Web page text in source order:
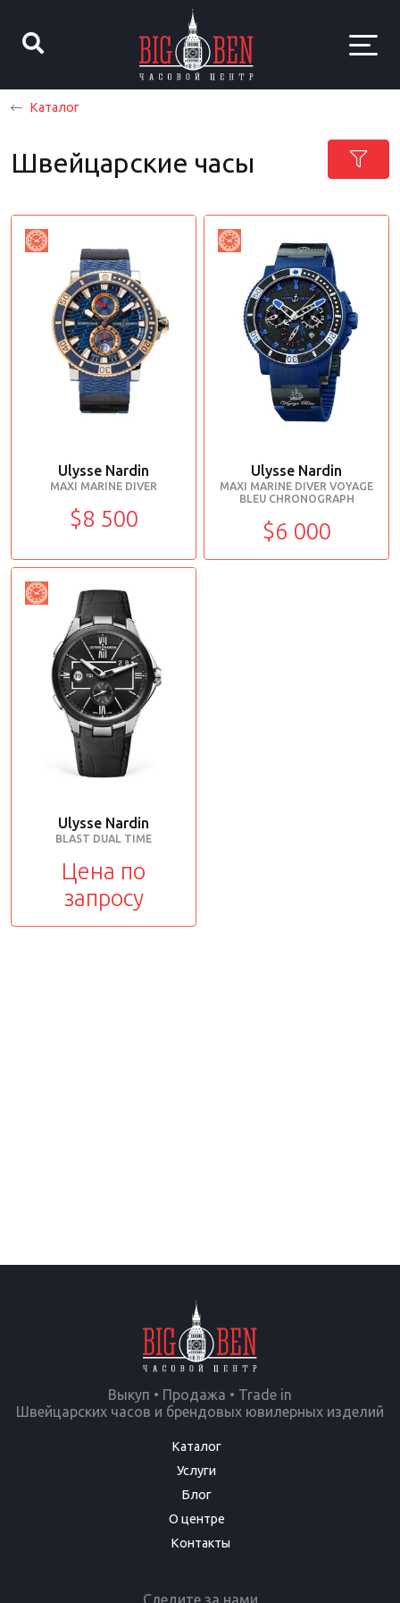
Каталог
Швейцарские часы
Ulysse Nardin
MAXI MARINE DIVER
$8 500
Ulysse Nardin
MAXI MARINE DIVER VOYAGE
BLEU CHRONOGRAPH
$6 000
Ulysse Nardin
BLAST DUAL TIME
Цена по
запросу
Выкуп • Продажа • Trade in
Швейцарских часов и брендовых ювилерных изделий
Каталог
Услуги
Блог
О центре
Контакты
Следите за нами